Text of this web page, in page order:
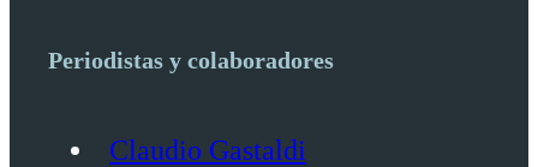
Periodistas y colaboradores
Claudio Gastaldi